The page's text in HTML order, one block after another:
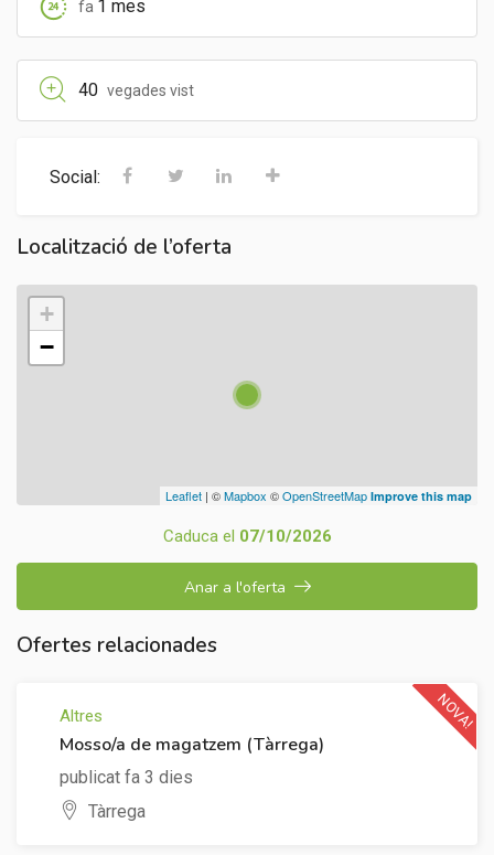
fa 1 mes
40 vegades vist
Social:
Localització de l’oferta
+
−
Leaflet | ©Mapbox ©OpenStreetMap Improve this map
Caduca el 07/10/2026
Anar a l'oferta
Ofertes relacionades
Altres
Mosso/a de magatzem (Tàrrega)
publicat fa 3 dies
Tàrrega
NOVA!